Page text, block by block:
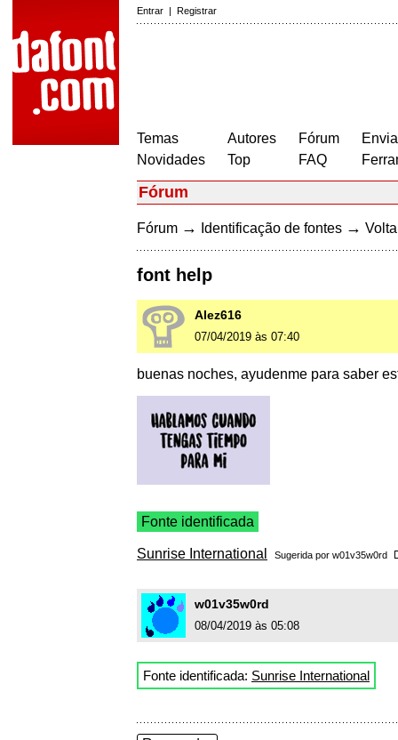
Entrar | Registrar
Temas
Novidades
Autores
Top
Fórum
FAQ
Fórum
Fórum → Identificação de fontes →
font help
Alez616
07/04/2019 às 07:40
buenas noches, ayudenme para saber
Fonte identificada
Sunrise International Sugerida por w01v35w0rd
w01v35w0rd
08/04/2019 às 05:08
Fonte identificada: Sunrise International